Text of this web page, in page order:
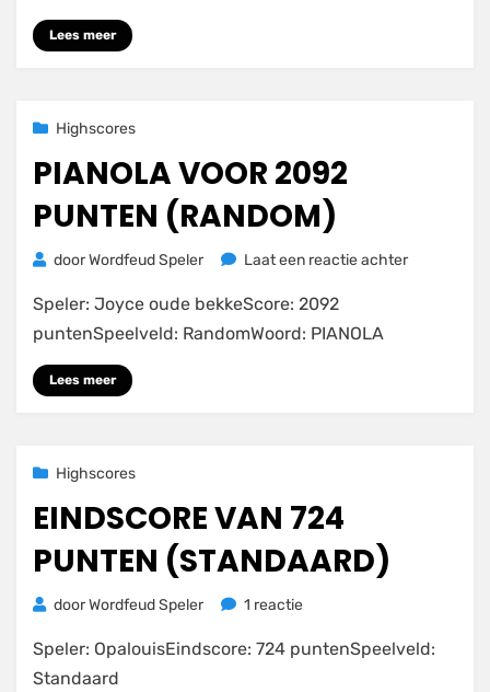
Lees meer
Geplaatst
23 november 2020
Highscores
PIANOLA VOOR 2092
PUNTEN (RANDOM)
doorWordfeud Speler Laat een reactie achterop
Speler: Joyce oude bekkeScore: 2092
puntenSpeelveld: RandomWoord: PIANOLA
Lees meer
Geplaatst
23 november 2020
Highscores
EINDSCORE VAN 724
PUNTEN (STANDAARD)
doorWordfeud Speler 1 reactieop
van
Speler: OpalouisEindscore: 724 puntenSpeelveld:
Standaard